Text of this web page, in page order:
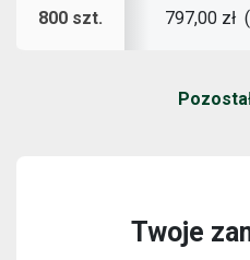
800 szt. 797,00 zł (
Twoje